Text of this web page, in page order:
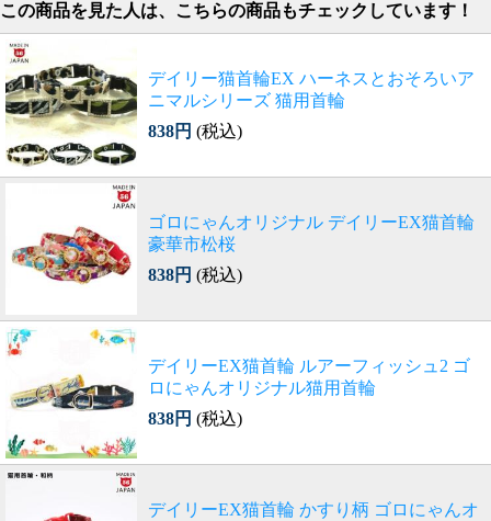
この商品を見た人は、こちらの商品もチェックしています！
デイリー猫首輪EX ハーネスとおそろいア
ニマルシリーズ 猫用首輪
838円 (税込)
ゴロにゃんオリジナル デイリーEX猫首輪
豪華市松桜
838円 (税込)
デイリーEX猫首輪 ルアーフィッシュ2 ゴ
ロにゃんオリジナル猫用首輪
838円 (税込)
デイリーEX猫首輪 かすり柄 ゴロにゃんオ